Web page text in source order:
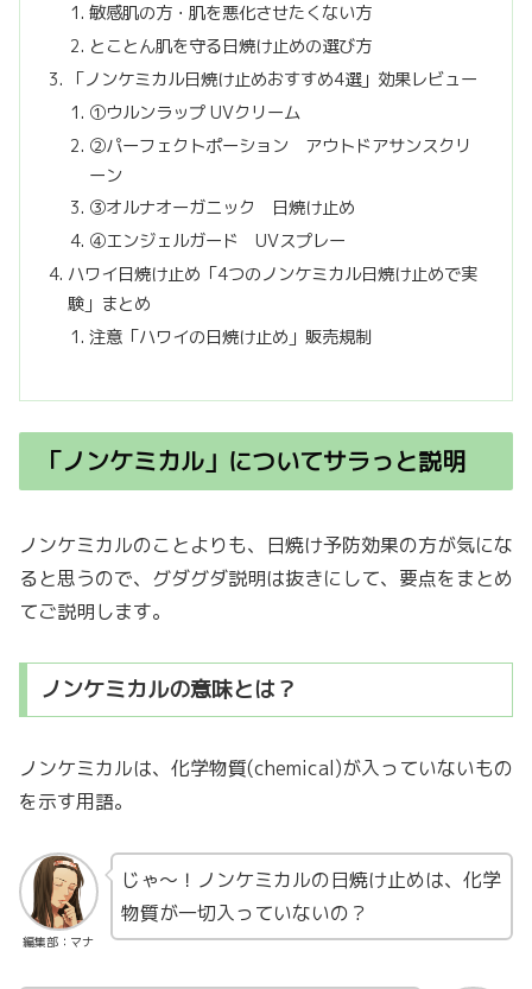
敏感肌の方・肌を悪化させたくない方
とことん肌を守る日焼け止めの選び方
「ノンケミカル日焼け止めおすすめ4選」効果レビュー
①ウルンラップ UVクリーム
②パーフェクトポーション アウトドアサンスクリ
ーン
③オルナオーガニック 日焼け止め
④エンジェルガード UVスプレー
ハワイ日焼け止め「4つのノンケミカル日焼け止めで実
験」まとめ
注意「ハワイの日焼け止め」販売規制
「ノンケミカル」についてサラっと説明
ノンケミカルのことよりも、日焼け予防効果の方が気にな
ると思うので、グダグダ説明は抜きにして、要点をまとめ
てご説明します。
ノンケミカルの意味とは？
ノンケミカルは、化学物質(chemical)が入っていないもの
を示す用語。
編集部：マナ
じゃ〜！ノンケミカルの日焼け止めは、化学
物質が一切入っていないの？